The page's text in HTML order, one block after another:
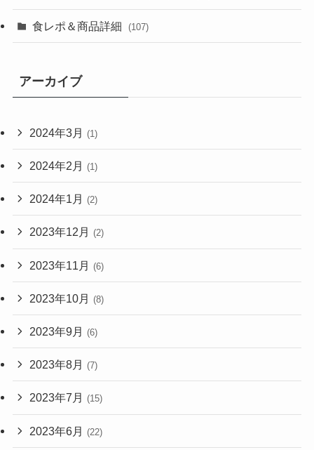
食レポ＆商品詳細 (107)
アーカイブ
2024年3月 (1)
2024年2月 (1)
2024年1月 (2)
2023年12月 (2)
2023年11月 (6)
2023年10月 (8)
2023年9月 (6)
2023年8月 (7)
2023年7月 (15)
2023年6月 (22)